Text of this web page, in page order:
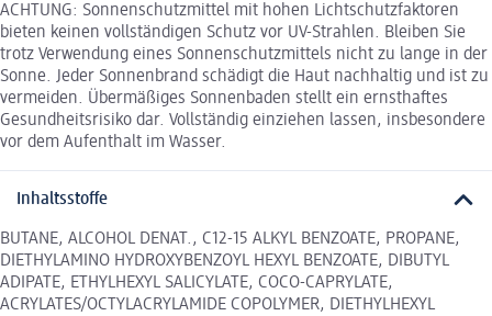
ACHTUNG: Sonnenschutzmittel mit hohen Lichtschutzfaktoren
bieten keinen vollständigen Schutz vor UV-Strahlen. Bleiben Sie
trotz Verwendung eines Sonnenschutzmittels nicht zu lange in der
Sonne. Jeder Sonnenbrand schädigt die Haut nachhaltig und ist zu
vermeiden. Übermäßiges Sonnenbaden stellt ein ernsthaftes
Gesundheitsrisiko dar. Vollständig einziehen lassen, insbesondere
vor dem Aufenthalt im Wasser.
Inhaltsstoffe
BUTANE, ALCOHOL DENAT., C12-15 ALKYL BENZOATE, PROPANE,
DIETHYLAMINO HYDROXYBENZOYL HEXYL BENZOATE, DIBUTYL
ADIPATE, ETHYLHEXYL SALICYLATE, COCO-CAPRYLATE,
ACRYLATES/OCTYLACRYLAMIDE COPOLYMER, DIETHYLHEXYL